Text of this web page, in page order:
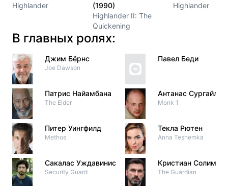
Highlander
(1990)
Highlander II: The
Quickening
Highlander
В главных ролях:
Джим Бёрнс
Joe Dawson
Патрис Найамбана
The Elder
Питер Уингфилд
Methos
Сакалас Уждавинис
Security Guard
Павел Беди
Антанас Сургайлис
Monk 1
Текла Рютен
Anna Teshemka
Кристиан Солимено
The Guardian